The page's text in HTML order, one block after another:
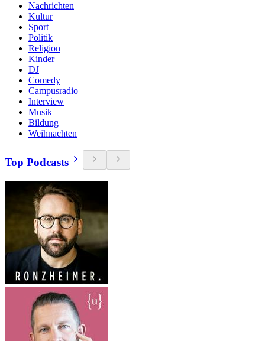
Nachrichten
Kultur
Sport
Politik
Religion
Kinder
DJ
Comedy
Campusradio
Interview
Musik
Bildung
Weihnachten
Top Podcasts